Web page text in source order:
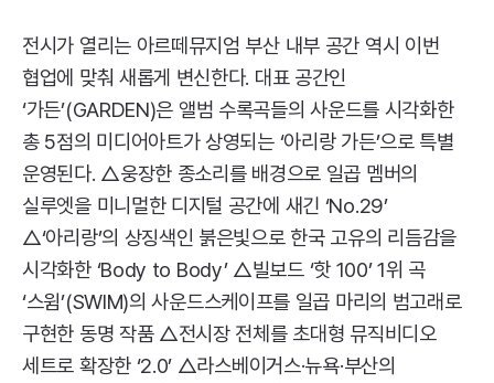
전시가 열리는 아르떼뮤지엄 부산 내부 공간 역시 이번
협업에 맞춰 새롭게 변신한다. 대표 공간인
‘가든’(GARDEN)은 앨범 수록곡들의 사운드를 시각화한
총 5점의 미디어아트가 상영되는 ‘아리랑 가든’으로 특별
운영된다. △웅장한 종소리를 배경으로 일곱 멤버의
실루엣을 미니멀한 디지털 공간에 새긴 ‘No.29’
△‘아리랑’의 상징색인 붉은빛으로 한국 고유의 리듬감을
시각화한 ‘Body to Body’△빌보드 ‘핫 100’ 1위 곡
‘스윔’(SWIM)의 사운드스케이프를 일곱 마리의 범고래로
구현한 동명 작품 △전시장 전체를 초대형 뮤직비디오
세트로 확장한 ‘2.0’ △라스베이거스·뉴욕·부산의